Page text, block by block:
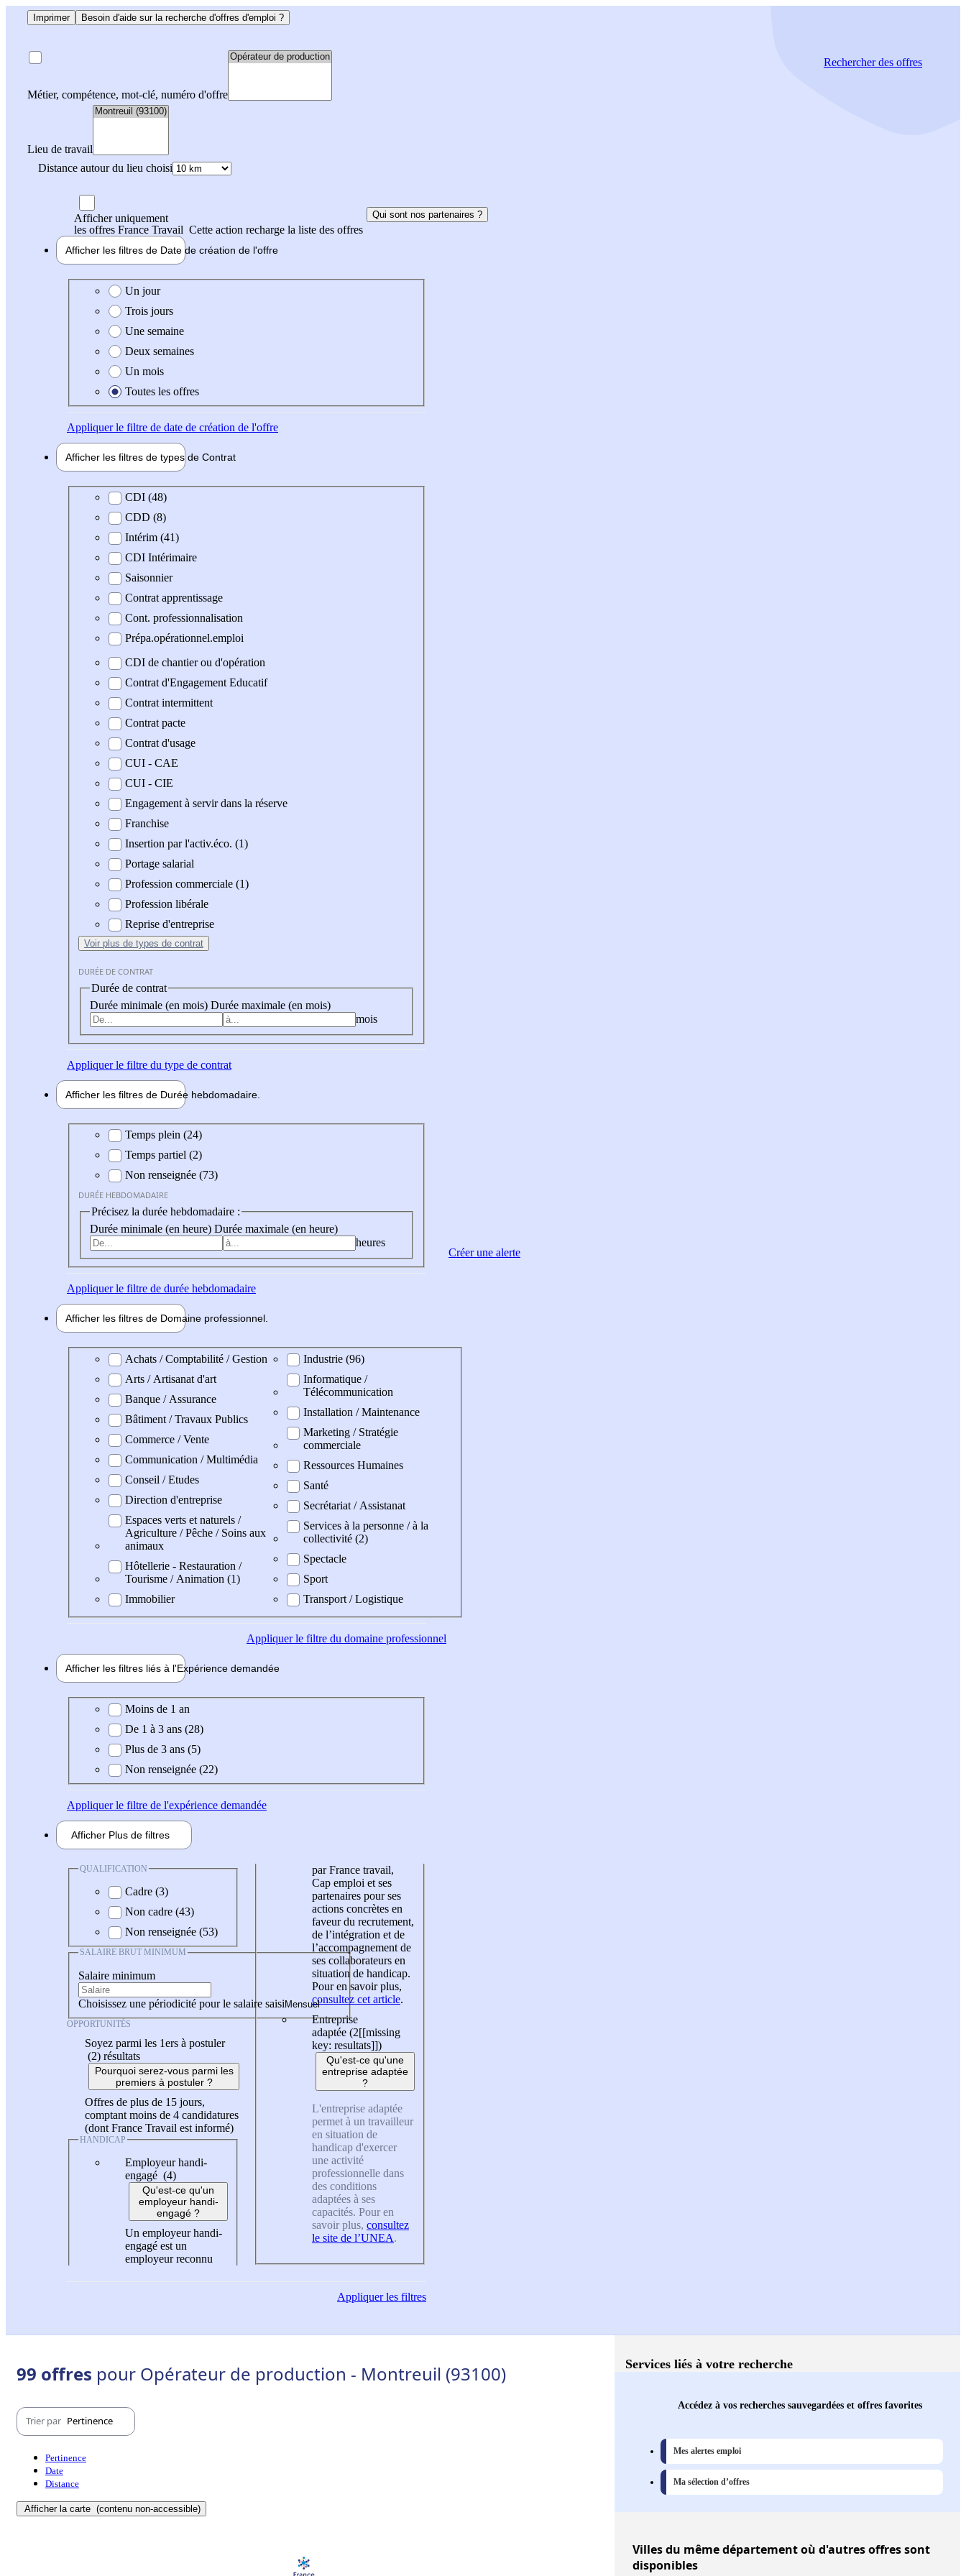
Imprimer Besoin d'aide sur la recherche d'offres d'emploi ?
Métier, compétence, mot-clé, numéro d'offre
Lieu de travail
Distance autour du lieu choisi
Rechercherdes offres
Afficher uniquement
les offres France Travail Cette action recharge la liste des offres
Qui sont nos partenaires ?
Afficher les filtres de Date de création de l'offre
Date de création de l'offre
Un jour
Trois jours
Une semaine
Deux semaines
Un mois
Toutes les offres
Appliquerle filtre de date de création de l'offre
Afficher les filtres de types de Contrat
Type de contratCDI (48)
CDD (8)
Intérim (41)
CDI Intérimaire
Saisonnier
Contrat apprentissage
Cont. professionnalisation
Prépa.opérationnel.emploi
CDI de chantier ou d'opération
Contrat d'Engagement Educatif
Contrat intermittent
Contrat pacte
Contrat d'usage
CUI - CAE
CUI - CIE
Engagement à servir dans la réserve
Franchise
Insertion par l'activ.éco. (1)
Portage salarial
Profession commerciale (1)
Profession libérale
Reprise d'entreprise
Voir plus de types de contrat
DURÉE DE CONTRAT
Durée de contrat
Durée minimale (en mois) Durée maximale (en mois)
mois
Appliquerle filtre du type de contrat
Afficher les filtres de Durée hebdomadaire
Durée hebdomadaire
Temps plein (24)
Temps partiel (2)
Non renseignée (73)
DURÉE HEBDOMADAIRE
Précisez la durée hebdomadaire :
Durée minimale (en heure) Durée maximale (en heure)
heures
Appliquerle filtre de durée hebdomadaire
Afficher les filtres de Domaine professionnel
Domaine professionel
Achats / Comptabilité / Gestion
Arts / Artisanat d'art
Banque / Assurance
Bâtiment / Travaux Publics
Commerce / Vente
Communication / Multimédia
Conseil / Etudes
Direction d'entreprise
Espaces verts et naturels /
Agriculture / Pêche / Soins aux
animaux
Hôtellerie - Restauration /
Tourisme / Animation (1)
Immobilier
Industrie (96)
Informatique /
Télécommunication
Installation / Maintenance
Marketing / Stratégie
commerciale
Ressources Humaines
Santé
Secrétariat / Assistanat
Services à la personne / à la
collectivité (2)
Spectacle
Sport
Transport / Logistique
Appliquerle filtre du domaine professionnel
Afficher les filtres liés à l'Expérience demandée
Expérience demandée
Moins de 1 an
De 1 à 3 ans (28)
Plus de 3 ans (5)
Non renseignée (22)
Appliquerle filtre de l'expérience demandée
Afficher Plus de filtres
QUALIFICATION
Cadre (3)
Non cadre (43)
Non renseignée (53)
SALAIRE BRUT MINIMUM
Salaire minimum
Choisissez une périodicité pour le salaire saisi
OPPORTUNITÉS
Soyez parmi les 1ers à postuler
(2) résultats
Pourquoi serez-vous parmi les
premiers à postuler ?
Offres de plus de 15 jours,
comptant moins de 4 candidatures
(dont France Travail est informé)
HANDICAP
Employeur handi-
engagé (4)
Qu'est-ce qu'un
employeur handi-
engagé ?
Un employeur handi-
engagé est un
employeur reconnu
par France travail,
Cap emploi et ses
partenaires pour ses
actions concrètes en
faveur du recrutement,
de l’intégration et de
l’accompagnement de
ses collaborateurs en
situation de handicap.
Pour en savoir plus,
consultez cet article.
Entreprise
adaptée (2[[missing
key: resultats]])
Qu'est-ce qu'une
entreprise adaptée
?
L'entreprise adaptée
permet à un travailleur
en situation de
handicap d'exercer
une activité
professionnelle dans
des conditions
adaptées à ses
capacités. Pour en
savoir plus, consultez
le site de l’UNEA.
Appliquerles filtres
Créer une alerte
99 offres pour Opérateur de production - Montreuil (93100)
Trier par Pertinence
Pertinence
Date
Distance
Afficher la carte (contenu non-accessible)
Services liés à votre recherche
Accédez à vos recherches sauvegardées et offres favorites
Mes alertes emploi
Ma sélection d’offres
Villesdu même département où d'autres offres sont
disponibles